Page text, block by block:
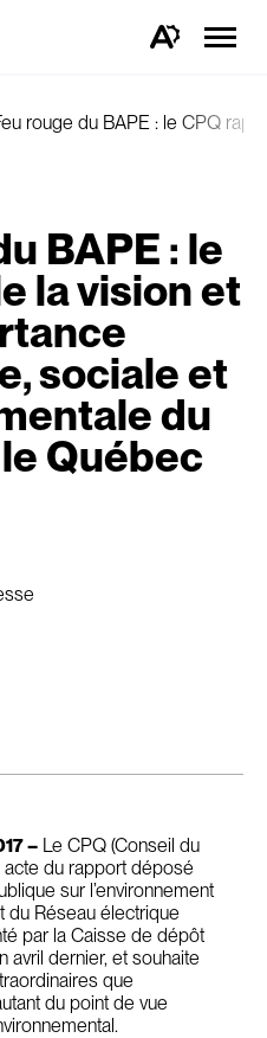
Ouvrez
d'accessibilité.
la
rouge du BAPE : le CPQ
BAPE : le
la vision et
sociale et
du
Québec
– Le CPQ (Conseil du
du rapport déposé
sur l’environnement
du Réseau électrique
par la Caisse de dépôt
avril dernier, et souhaite
que
du point de vue